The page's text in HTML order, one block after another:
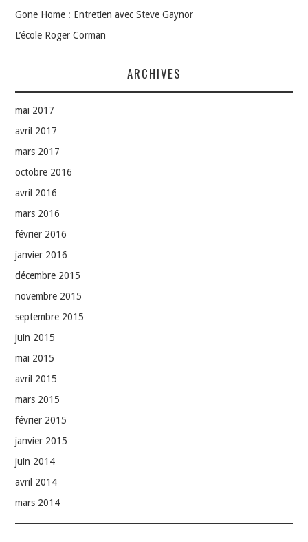
Gone Home : Entretien avec Steve Gaynor
L’école Roger Corman
ARCHIVES
mai 2017
avril 2017
mars 2017
octobre 2016
avril 2016
mars 2016
février 2016
janvier 2016
décembre 2015
novembre 2015
septembre 2015
juin 2015
mai 2015
avril 2015
mars 2015
février 2015
janvier 2015
juin 2014
avril 2014
mars 2014